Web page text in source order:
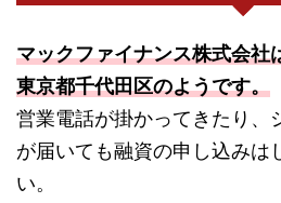
マックファイナンス株式会社
東京都千代田区のようです。
営業電話が掛かってきたり、
が届いても融資の申し込みは
い。